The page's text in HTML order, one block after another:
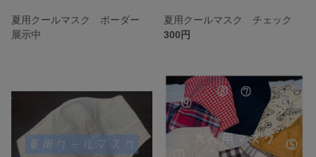
夏用クールマスク ボーダー
展示中
夏用クールマスク チェック
300円